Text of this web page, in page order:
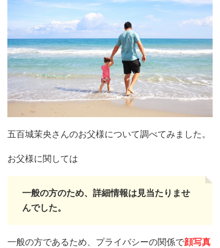
五百城茉央さんのお父様について調べてみました。
お父様に関しては
一般の方のため、詳細情報は見当たりませ
んでした。
一般の方であるため、プライバシーの関係で顔写真